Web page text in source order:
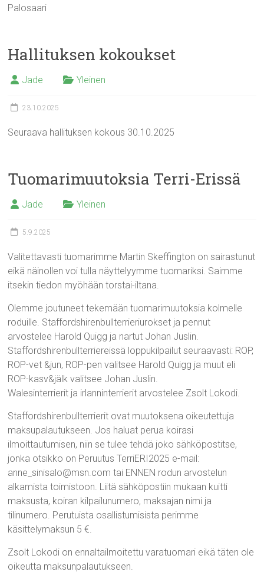
Palosaari
Hallituksen kokoukset
Jade Yleinen
23.10.2025
Seuraava hallituksen kokous 30.10.2025
Tuomarimuutoksia Terri-Erissä
Jade Yleinen
5.9.2025
Valitettavasti tuomarimme Martin Skeffington on sairastunut
eikä näinollen voi tulla näyttelyymme tuomariksi. Saimme
itsekin tiedon myöhään torstai-iltana.
Olemme joutuneet tekemään tuomarimuutoksia kolmelle
roduille. Staffordshirenbullterrieriurokset ja pennut
arvostelee Harold Quigg ja nartut Johan Juslin.
Staffordshirenbullterriereissä loppukilpailut seuraavasti: ROP,
ROP-vet &jun, ROP-pen valitsee Harold Quigg ja muut eli
ROP-kasv&jälk valitsee Johan Juslin.
Walesinterrierit ja irlanninterrierit arvostelee Zsolt Lokodi.
Staffordshirenbullterrierit ovat muutoksena oikeutettuja
maksupalautukseen. Jos haluat perua koirasi
ilmoittautumisen, niin se tulee tehdä joko sähköpostitse,
jonka otsikko on Peruutus TerriERI2025 e-mail:
anne_sinisalo@msn.com tai ENNEN rodun arvostelun
alkamista toimistoon. Liitä sähköpostiin mukaan kuitti
maksusta, koiran kilpailunumero, maksajan nimi ja
tilinumero. Perutuista osallistumisista perimme
käsittelymaksun 5 €.
Zsolt Lokodi on ennaltailmoitettu varatuomari eikä täten ole
oikeutta maksunpalautukseen.